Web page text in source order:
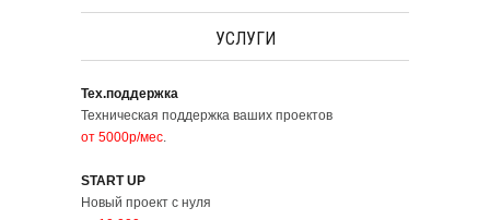
УСЛУГИ
Тех.поддержка
Техническая поддержка ваших проектов
от 5000р/мес
START UP
Новый проект с нуля